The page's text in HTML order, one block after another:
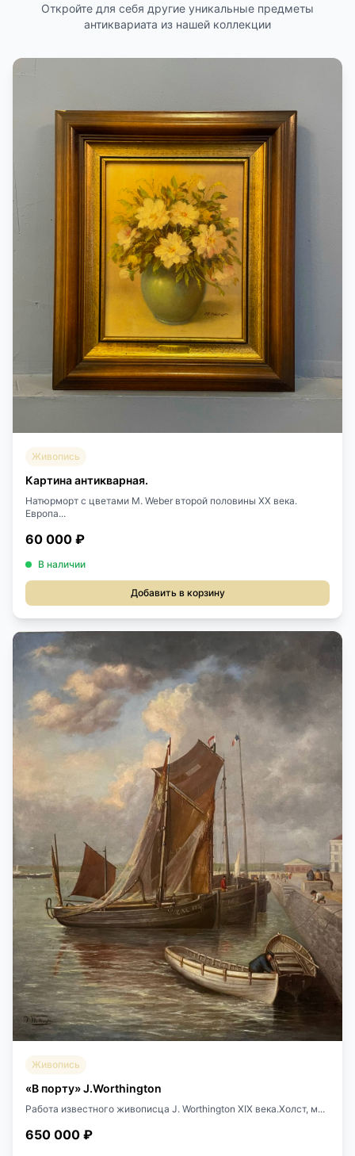
Откройте для себя другие уникальные предметы
антиквариата из нашей коллекции
Живопись
Картина антикварная.
Натюрморт с цветами M. Weber второй половины XX века.
Европа...
60 000 ₽
В наличии
Добавить в корзину
Живопись
«В порту» J.Worthington
Работа известного живописца J. Worthington XIX века.Холст, м...
650 000 ₽